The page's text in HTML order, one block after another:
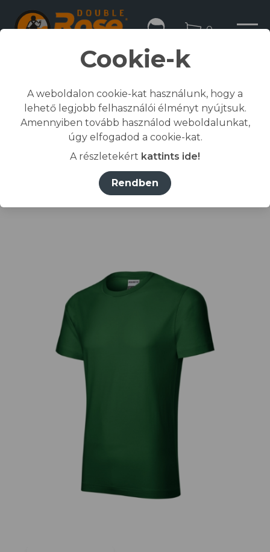
0
Kezdőlap
Összes termék
Munkaruházat
póló, ing, blúz
RIMECK® Póló férfi üvegzöld L
Cookie-k
A weboldalon cookie-kat használunk, hogy a
lehető legjobb felhasználói élményt nyújtsuk.
Amennyiben tovább használod weboldalunkat,
úgy elfogadod a cookie-kat.
A részletekért kattints ide!
Rendben